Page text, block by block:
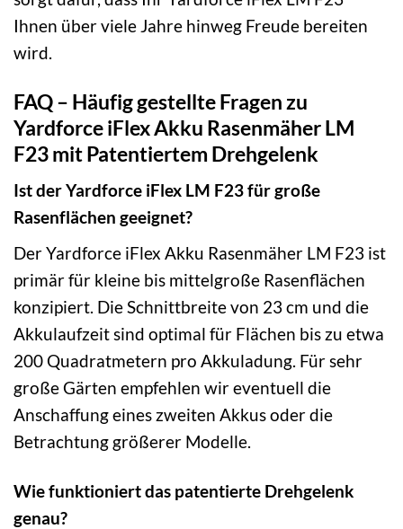
Ihnen über viele Jahre hinweg Freude bereiten
wird.
FAQ – Häufig gestellte Fragen zu
Yardforce iFlex Akku Rasenmäher LM
F23 mit Patentiertem Drehgelenk
Ist der Yardforce iFlex LM F23 für große
Rasenflächen geeignet?
Der Yardforce iFlex Akku Rasenmäher LM F23 ist
primär für kleine bis mittelgroße Rasenflächen
konzipiert. Die Schnittbreite von 23 cm und die
Akkulaufzeit sind optimal für Flächen bis zu etwa
200 Quadratmetern pro Akkuladung. Für sehr
große Gärten empfehlen wir eventuell die
Anschaffung eines zweiten Akkus oder die
Betrachtung größerer Modelle.
Wie funktioniert das patentierte Drehgelenk
genau?